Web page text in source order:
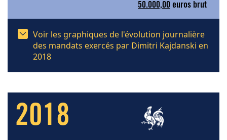
50.000,00 euros brut
Voir les graphiques de l'évolution journalière
des mandats exercés par Dimitri Kajdanski en
2018
2018